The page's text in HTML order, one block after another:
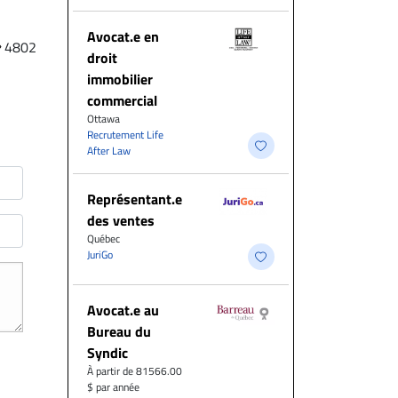
4802
Avocat.e en
droit
immobilier
commercial
Ottawa
Recrutement Life
After Law
Représentant.e
des ventes
Québec
JuriGo
Avocat.e au
Bureau du
Syndic
À partir de 81566.00
$ par année